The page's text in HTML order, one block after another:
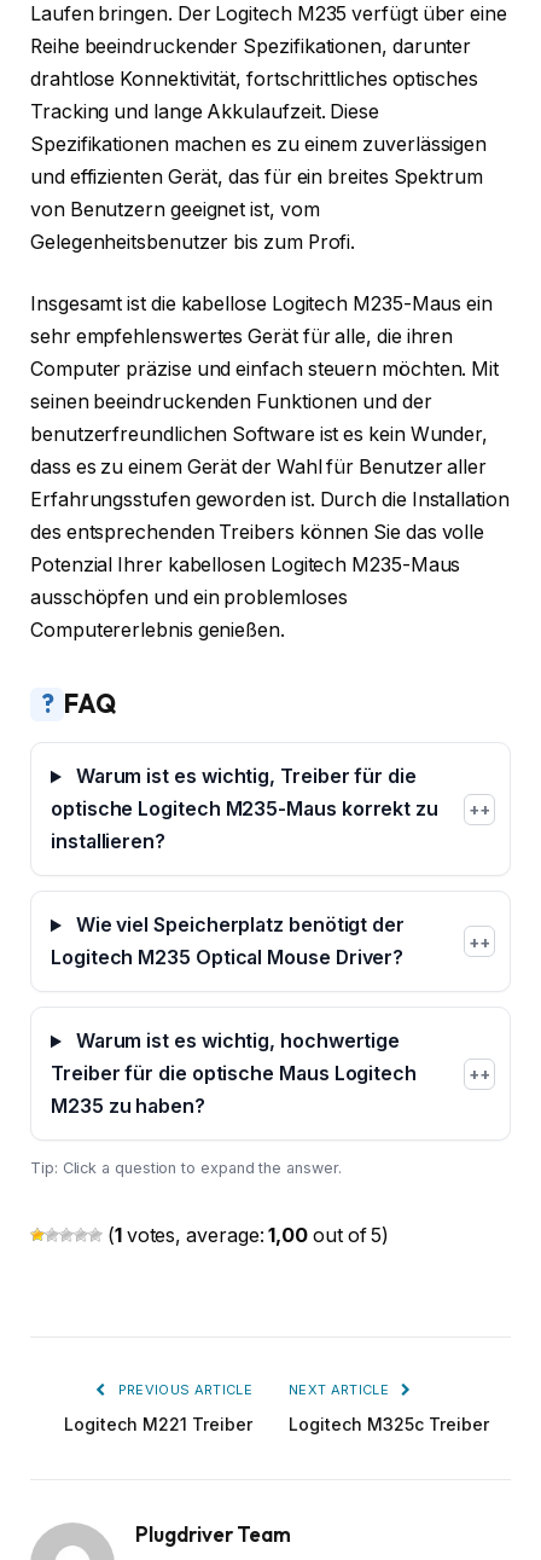
Laufen bringen. Der Logitech M235 verfügt über eine
Reihe beeindruckender Spezifikationen, darunter
drahtlose Konnektivität, fortschrittliches optisches
Tracking und lange Akkulaufzeit. Diese
Spezifikationen machen es zu einem zuverlässigen
und effizienten Gerät, das für ein breites Spektrum
von Benutzern geeignet ist, vom
Gelegenheitsbenutzer bis zum Profi.
Insgesamt ist die kabellose Logitech M235-Maus ein
sehr empfehlenswertes Gerät für alle, die ihren
Computer präzise und einfach steuern möchten. Mit
seinen beeindruckenden Funktionen und der
benutzerfreundlichen Software ist es kein Wunder,
dass es zu einem Gerät der Wahl für Benutzer aller
Erfahrungsstufen geworden ist. Durch die Installation
des entsprechenden Treibers können Sie das volle
Potenzial Ihrer kabellosen Logitech M235-Maus
ausschöpfen und ein problemloses
Computererlebnis genießen.
? FAQ
Warum ist es wichtig, Treiber für die
optische Logitech M235-Maus korrekt zu
installieren?
+
Wie viel Speicherplatz benötigt der
Logitech M235 Optical Mouse Driver?
+
Warum ist es wichtig, hochwertige
Treiber für die optische Maus Logitech
M235 zu haben?
+
Tip: Click a question to expand the answer.
(1 votes, average:1,00 out of 5)
PREVIOUS ARTICLE
Logitech M221 Treiber
NEXT ARTICLE
Logitech M325c Treiber
Plugdriver Team